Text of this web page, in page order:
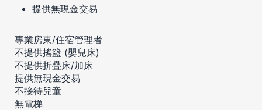
提供無現金交易
專業房東/住宿管理者
不提供搖籃 (嬰兒床)
不提供折疊床/加床
提供無現金交易
不接待兒童
無電梯